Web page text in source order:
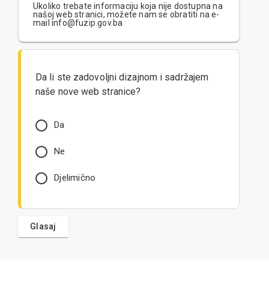
Ukoliko trebate informaciju koja nije dostupna na
našoj web stranici, možete nam se obratiti na e-
mail info@fuzip.gov.ba
Da li ste zadovoljni dizajnom i sadržajem
naše nove web stranice?
Da
Ne
Djelimično